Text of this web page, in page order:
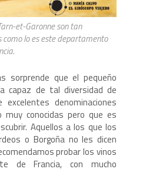
et-Garonne son tan
como lo es este departamento
sorprende que el pequeño
capaz de tal diversidad de
excelentes denominaciones
muy conocidas pero que es
Aquellos a los que los
o Borgoña no les dicen
probar los vinos
de Francia, con mucho